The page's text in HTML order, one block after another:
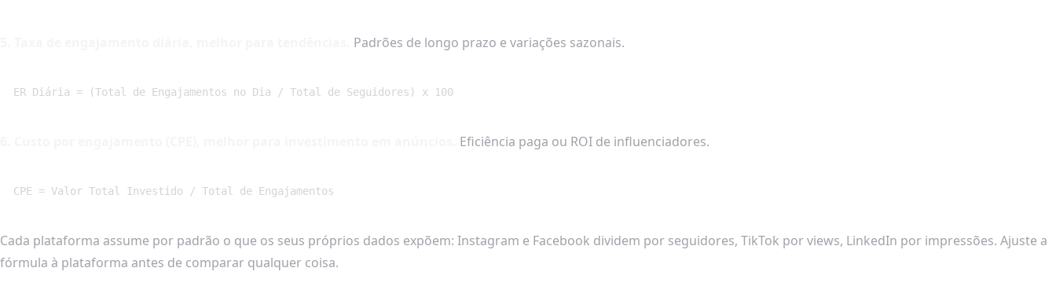
Padrões de longo prazo e variações sazonais.
ER Diária = (Total de Engajamentos no Dia / Total de Seguidores) x 100
Eficiência paga ou ROI de influenciadores.
CPE = Valor Total Investido / Total de Engajamentos
Cada plataforma assume por padrão o que os seus próprios dados expõem: Instagram e Facebook dividem por seguidores, TikTok por views, LinkedIn por impressões. Ajuste a
fórmula à plataforma antes de comparar qualquer coisa.